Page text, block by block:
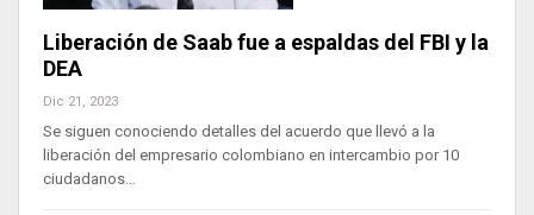
Liberación de Saab fue a espaldas del FBI y la
DEA
Dic 21, 2023
Se siguen conociendo detalles del acuerdo que llevó a la
liberación del empresario colombiano en intercambio por 10
ciudadanos…